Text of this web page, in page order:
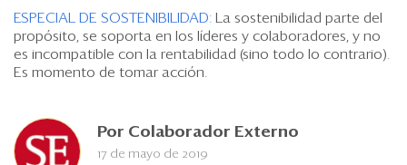
Eventos
Blogs
Edición Impresa
ESPECIAL DE SOSTENIBILIDAD: La sostenibilidad parte del
propósito, se soporta en los líderes y colaboradores, y no
es incompatible con la rentabilidad (sino todo lo contrario).
Es momento de tomar acción.
Por Colaborador Externo
17 de mayo de 2019